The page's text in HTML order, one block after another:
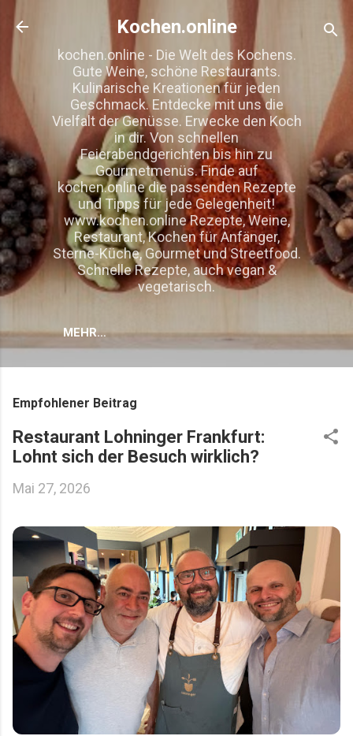
Direkt zum Hauptbereich
Kochen.online
kochen.online - Die Welt des Kochens.
Gute Weine, schöne Restaurants.
Kulinarische Kreationen für jeden
Geschmack. Entdecke mit uns die
Vielfalt der Genüsse. Erwecke den Koch
in dir. Von schnellen
Feierabendgerichten bis hin zu
Gourmetmenüs. Finde auf
kochen.online die passenden Rezepte
und Tipps für jede Gelegenheit!
www.kochen.online Rezepte, Weine,
Restaurant, Kochen für Anfänger,
Sterne-Küche, Gourmet und Streetfood.
Schnelle Rezepte, auch vegan &
vegetarisch.
MEHR…
Empfohlener Beitrag
Restaurant Lohninger Frankfurt:
Lohnt sich der Besuch wirklich?
Mai 27, 2026